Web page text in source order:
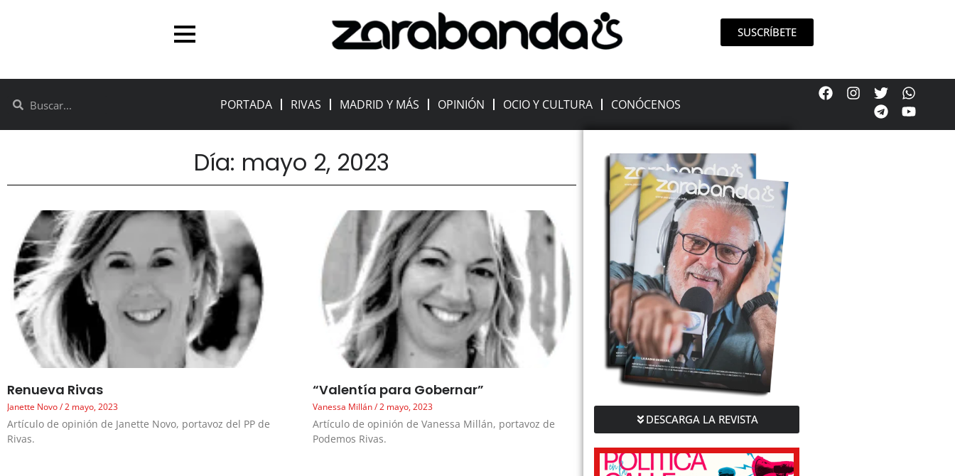
SUSCRÍBETE
PORTADA RIVAS MADRID Y MÁS OPINIÓN OCIO Y CULTURA CONÓCENOS
Día: mayo 2, 2023
Renueva Rivas
Janette Novo 2 mayo, 2023
Artículo de opinión de Janette Novo, portavoz del PP de
Rivas.
“Valentía para Gobernar”
Vanessa Millán 2 mayo, 2023
Artículo de opinión de Vanessa Millán, portavoz de
Podemos Rivas.
DESCARGA LA REVISTA